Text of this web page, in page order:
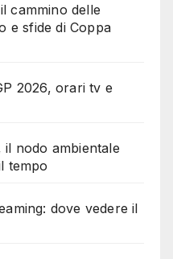
cammino delle
e sfide di Coppa
2026, orari tv e
nodo ambientale
tempo
dove vedere il